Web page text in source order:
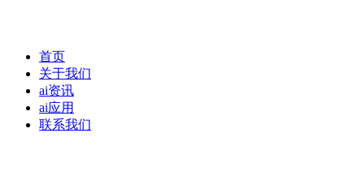
首页
关于我们
ai资讯
ai应用
联系我们